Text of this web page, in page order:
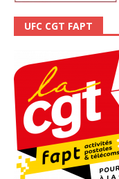
UFC CGT FAPT